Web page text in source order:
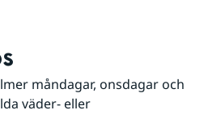
måndagar, onsdagar och
väder- eller